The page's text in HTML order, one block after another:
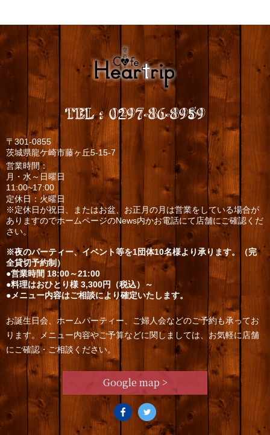
TEL:0297-86-8959
〒301-0855
茨城県龍ケ崎市藤ヶ丘5-15-7
営業時間：
月・水～日曜日
11:00~17:00
定休日：火曜日
※定休日が祝日、またはお盆、お正月の月は営業をしている場合が
ありますのでホームページのNews内かお電話にて店舗にご確認くだ
さい。
※夜のパーティー、イベント等を1団体10名様より承ります。（完
全貸切予約制）
●営業時間 18:00～21:00
●料理はおひとり様 3,300円（税込）～
●メニュー内容はご相談により確定いたします。
お誕生日会、ホームパーティー、ご婦人会などのご予約も承ってお
ります。メニュー内容やご予算などに関しましては、お気軽に店舗
にご確認・ご相談ください。
Google map >